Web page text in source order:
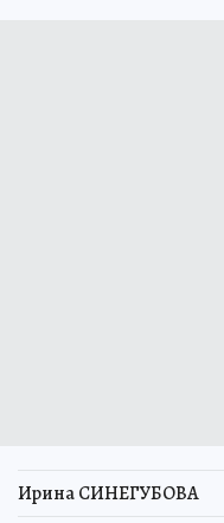
Ирина СИНЕГУБОВА